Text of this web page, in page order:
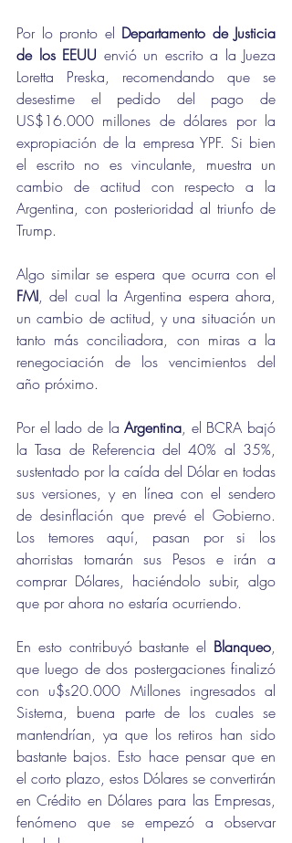
Por lo pronto el Departamento de Justicia
de los EEUU envió un escrito a la Jueza
Loretta Preska, recomendando que se
desestime el pedido del pago de
US$16.000 millones de dólares por la
expropiación de la empresa YPF. Si bien
el escrito no es vinculante, muestra un
cambio de actitud con respecto a la
Argentina, con posterioridad al triunfo de
Trump.
FMI, del cual la Argentina espera ahora,
un cambio de actitud, y una situación un
tanto más conciliadora, con miras a la
renegociación de los vencimientos del
año próximo.
Por el lado de la Argentina, el BCRA bajó
la Tasa de Referencia del 40% al 35%,
sustentado por la caída del Dólar en todas
sus versiones, y en línea con el sendero
de desinflación que prevé el Gobierno.
Los temores aquí, pasan por si los
ahorristas tomarán sus Pesos e irán a
comprar Dólares, haciéndolo subir, algo
que por ahora no estaría ocurriendo.
En esto contribuyó bastante el Blanqueo,
que luego de dos postergaciones finalizó
con u$s20.000 Millones ingresados al
Sistema, buena parte de los cuales se
mantendrían, ya que los retiros han sido
bastante bajos. Esto hace pensar que en
el corto plazo, estos Dólares se convertirán
en Crédito en Dólares para las Empresas,
fenómeno que se empezó a observar